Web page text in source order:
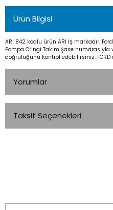
Ürün Bilgisi
ARI 842 kodlu ürün ARI İŞ markadır.
Pompa Oringi Takım Şase
doğruluğunu kontrol edebilirsiniz.
Yorumlar
Taksit Seçenekleri